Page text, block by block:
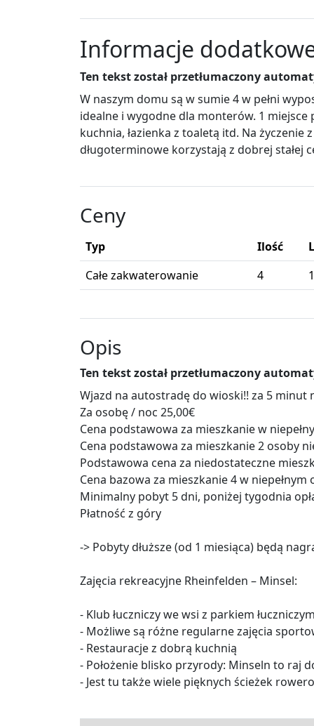
Informacje
Ten tekst został przetłumaczony
W naszym domu są w sumie 4 w pełni
idealne i wygodne dla monterów. 1
kuchnia, łazienka z toaletą itd. Na życzenie
długoterminowe korzystają z dobrej stałej
Ceny
Typ Ilość
Całe zakwaterowanie
4
Opis
Ten tekst został przetłumaczony
Wjazd na autostradę do wioski!! za 5 minut
Za osobę / noc 25,00€
Cena podstawowa za mieszkanie w
Cena podstawowa za mieszkanie 2 osoby
Podstawowa cena za niedostateczne
Cena bazowa za mieszkanie 4 w
Minimalny pobyt 5 dni, poniżej tygodnia
Płatność z góry
-> Pobyty dłuższe (od 1 miesiąca) będą
Zajęcia rekreacyjne Rheinfelden – Minsel:
- Klub łuczniczy we wsi z parkiem
- Możliwe są różne regularne zajęcia
- Restauracje z dobrą kuchnią
- Położenie blisko przyrody: Minseln to raj
- Jest tu także wiele pięknych ścieżek